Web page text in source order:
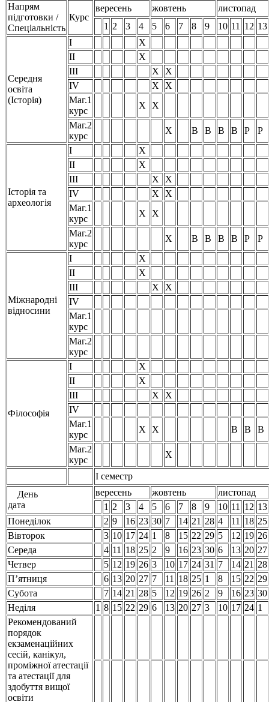
Напрям
підготовки /
Спеціальність
Курс
вересень жовтень
листопад
1 2 3 4 5 6 7 8 9 10 11 12 13
Середня
освіта
(Історія)
I
Х
II
Х
III
Х
Х
IV
Х
Х
Маг.1
курс
Х
Х
Маг.2
курс
Х В В В В Р Р
Історія та
археологія
I
Х
II
Х
III
Х
Х
IV
Х
Х
Маг.1
курс
Х
Х
Маг.2
курс
Х В В В В Р Р
Міжнародні
відносини
I
Х
II
Х
III
Х
Х
IV
Маг.1
курс
Маг.2
курс
Філософія
I
Х
II
Х
III
Х
Х
IV
Маг.1
курс
Х Х В В
В
Маг.2
курс
Х
І семестр
День
дата
вересень жовтень
листопад
1 2 3 4 5 6 7 8 9 10 11 12 13
Понеділок
2 9 16 23 30 7 14 21 28 4 11 18 25
Вівторок
3 10 17 24 1 8 15 22 29 5 12 19 26
Середа
4 11 18 25 2 9 16 23 30 6 13 20 27
Четвер
5 12 19 26 3 10 17 24 31 7 14 21 28
П’ятниця
6 13 20 27 7 11 18 25 1 8 15 22 29
Субота
7 14 21 28 5 12 19 26 2 9 16 23 30
Неділя
1 8 15 22 29 6 13 20 27 3 10 17 24 1
Рекомендований
порядок
екзаменаційних
сесій, канікул,
проміжної атестації
та атестації для
здобуття вищої
освіти